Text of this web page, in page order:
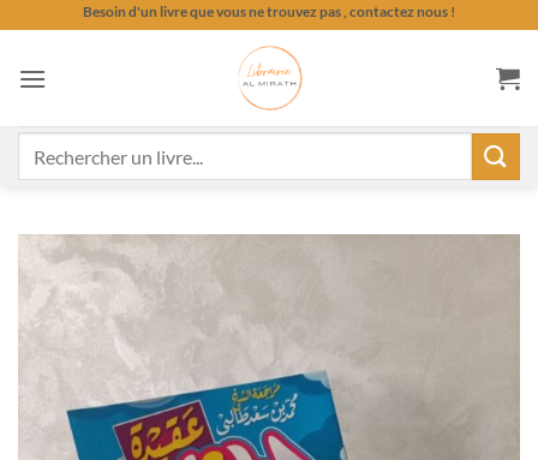
contenu
Besoin d'un livre que vous ne trouvez pas , contactez nous !